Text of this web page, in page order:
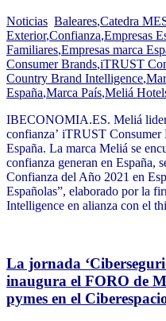
Noticias Baleares,Catedra
Exterior,Confianza,Empresas
Familiares,Empresas marca
Consumer Brands,iTRUST
Country Brand Intelligence,
España,Marca País,Meliá
IBECONOMIA.ES. Meliá
confianza’ iTRUST Consumer
España. La marca Meliá se
confianza generan en España,
Confianza del Año 2021 en
Españolas”, elaborado por la
Intelligence en alianza con el
La jornada
inaugura el FORO de
pymes en el